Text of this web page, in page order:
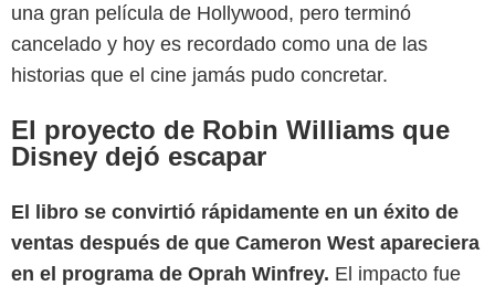
una gran película de Hollywood, pero terminó
cancelado y hoy es recordado como una de las
historias que el cine jamás pudo concretar.
El proyecto de Robin Williams que
Disney dejó escapar
El libro se convirtió rápidamente en un éxito de
ventas después de que Cameron West apareciera
en el programa de Oprah Winfrey. El impacto fue